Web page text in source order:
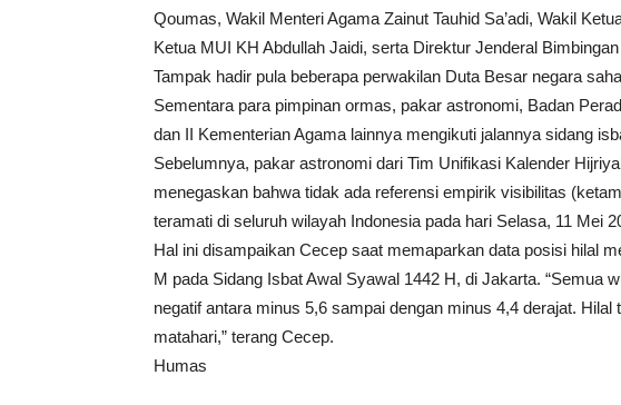
Qoumas, Wakil Menteri Agama Zainut Tauhid Sa’adi, Wakil
Ketua MUI KH Abdullah Jaidi, serta Direktur Jenderal
Tampak hadir pula beberapa perwakilan Duta Besar negara
Sementara para pimpinan ormas, pakar astronomi, Badan
dan II Kementerian Agama lainnya mengikuti jalannya sidang
Sebelumnya, pakar astronomi dari Tim Unifikasi Kalender
menegaskan bahwa tidak ada referensi empirik visibilitas
teramati di seluruh wilayah Indonesia pada hari Selasa, 11 Mei
Hal ini disampaikan Cecep saat memaparkan data posisi hilal
M pada Sidang Isbat Awal Syawal 1442 H, di Jakarta. “Semua
negatif antara minus 5,6 sampai dengan minus 4,4 derajat. Hilal
matahari,” terang Cecep.
Humas